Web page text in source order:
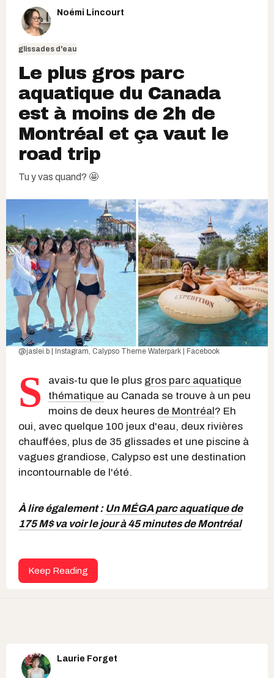
Noémi Lincourt
glissades d'eau
Le plus gros parc
aquatique du Canada
est à moins de 2h de
Montréal et ça vaut le
road trip
Tu y vas quand? 🤩
@jaslei.b | Instagram, Calypso Theme Waterpark | Facebook
S avais-tu que le plus gros parc aquatique
thématique au Canada se trouve à un peu
moins de deux heures de Montréal ? Eh
oui, avec quelque 100 jeux d'eau, deux rivières
chauffées, plus de 35 glissades et une piscine à
vagues grandiose, Calypso est une destination
incontournable de l'été.
À lire également : Un MÉGA parc aquatique de
175 M$ va voir le jour à 45 minutes de Montréal
Keep Reading
Laurie Forget